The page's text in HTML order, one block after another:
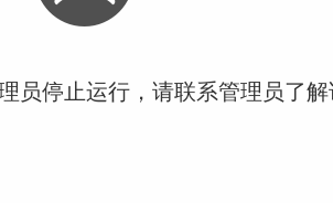
员停止运行，请联系管理员了